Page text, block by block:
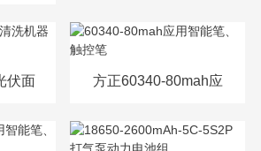
伏面 方正60340-80mah应